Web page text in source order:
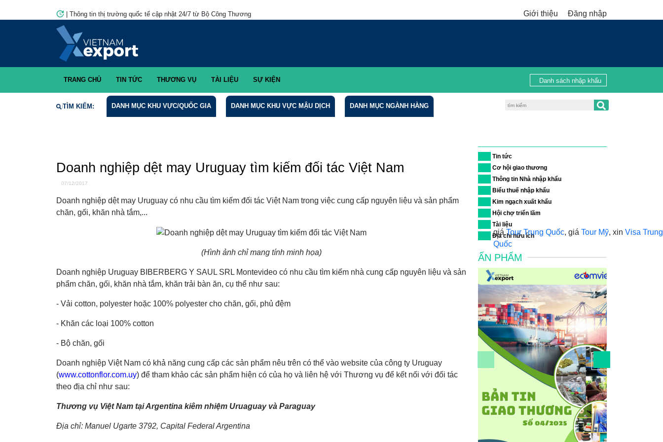
| Thông tin thị trường quốc tế cập nhật 24/7 từ Bộ Công Thương Giới thiệu Đăng nhập
TRANG CHỦ TIN TỨC THƯƠNG VỤ TÀI LIỆU SỰ KIỆN Danh sách nhập khẩu
TÌM KIẾM: DANH MỤC KHU VỰC/QUỐC GIA DANH MỤC KHU VỰC MẬU DỊCH DANH MỤC NGÀNH HÀNG
Doanh nghiệp dệt may Uruguay tìm kiếm đối tác Việt Nam
07/12/2017
Doanh nghiệp dệt may Uruguay có nhu cầu tìm kiếm đối tác Việt Nam trong việc cung cấp nguyên liệu và sản
phẩm chăn, gối, khăn nhà tắm,...
giáTour Trung Quốc, giáTour Mỹ, xinVisa
Trung Quốc
(Hình ảnh chỉ mang tính minh họa)
Doanh nghiệp Uruguay BIBERBERG Y SAUL SRL Montevideo có nhu cầu tìm kiếm nhà cung cấp nguyên liệu và
sản phẩm chăn, gối, khăn nhà tắm, khăn trải bàn ăn, cụ thể như sau:
- Vải cotton, polyester hoặc 100% polyester cho chăn, gối, phủ đệm
- Khăn các loại 100% cotton
- Bộ chăn, gối
Doanh nghiệp Việt Nam có khả năng cung cấp các sản phẩm nêu trên có thể vào website của công ty
Uruguay (www.cottonflor.com.uy) để tham khảo các sản phẩm hiện có của họ và liên hệ với Thương vụ để kết
nối với đối tác theo địa chỉ như sau:
Thương vụ Việt Nam tại Argentina kiêm nhiệm Uruaguay và Paraguay
Địa chỉ: Manuel Ugarte 3792, Capital Federal Argentina
Tin tức
Cơ hội giao thương
Thông tin Nhà nhập khẩu
Biểu thuế nhập khẩu
Kim ngạch xuất khẩu
Hội chợ triển lãm
Tài liệu
Địa chỉ hữu ích
ẤN PHẨM